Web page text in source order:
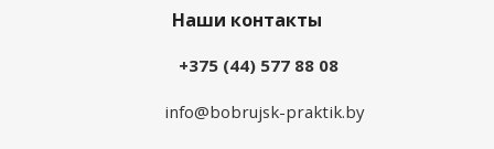
Наши контакты
+375 (44) 577 88 08
info@bobrujsk-praktik.by